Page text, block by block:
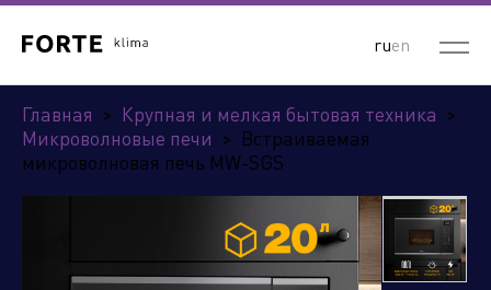
ruen
Главная > Крупная и мелкая бытовая техника >
Микроволновые печи > Встраиваемая
микроволновая печь MW-SGS